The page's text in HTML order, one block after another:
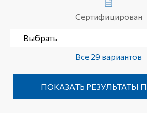
Сертифицирован
Все 29 вариантов